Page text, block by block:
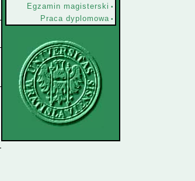
Egzamin magisterski •
Praca dyplomowa •